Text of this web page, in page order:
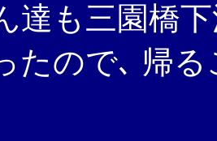
達も三園橋
たので､ 帰